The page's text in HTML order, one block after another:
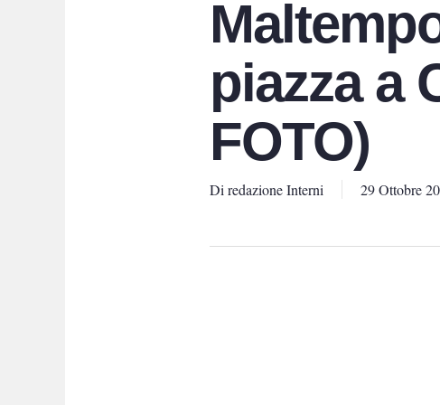
piazza a
FOTO)
Di redazione Interni 29 Ottobre